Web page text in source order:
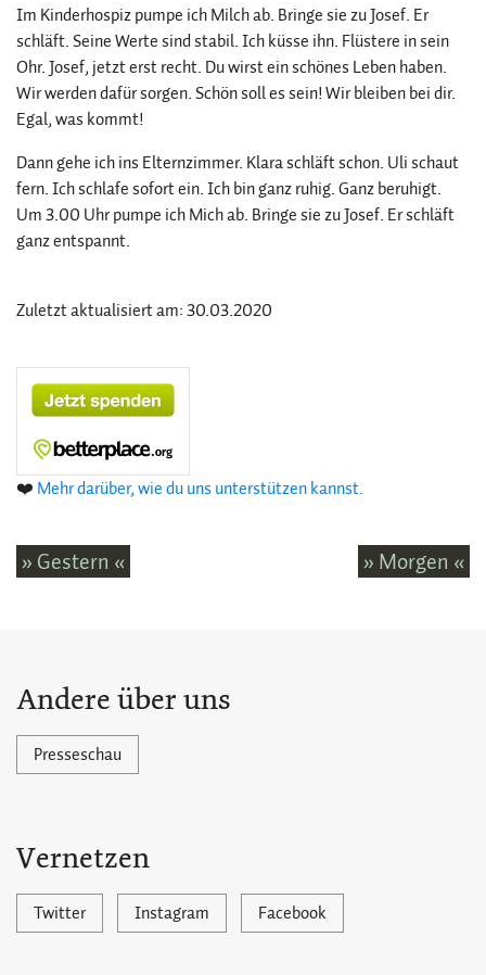
Im Kinderhospiz pumpe ich Milch ab. Bringe sie zu Josef. Er
schläft. Seine Werte sind stabil. Ich küsse ihn. Flüstere in sein
Ohr. Josef, jetzt erst recht. Du wirst ein schönes Leben haben.
Wir werden dafür sorgen. Schön soll es sein! Wir bleiben bei dir.
Egal, was kommt!
Dann gehe ich ins Elternzimmer. Klara schläft schon. Uli schaut
fern. Ich schlafe sofort ein. Ich bin ganz ruhig. Ganz beruhigt.
Um 3.00 Uhr pumpe ich Mich ab. Bringe sie zu Josef. Er schläft
ganz entspannt.
Zuletzt aktualisiert am: 30.03.2020
❤️ Mehr darüber, wie du uns unterstützen kannst.
» Gestern « » Morgen «
Andere über uns
Presseschau
Vernetzen
Twitter Instagram Facebook